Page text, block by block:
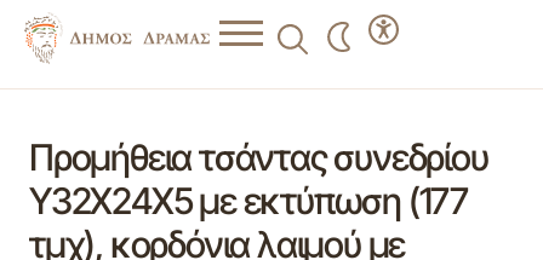
Προμήθεια τσάντας συνεδρίου
Υ32Χ24Χ5 με εκτύπωση (177
τμχ), κορδόνια λαιμού με